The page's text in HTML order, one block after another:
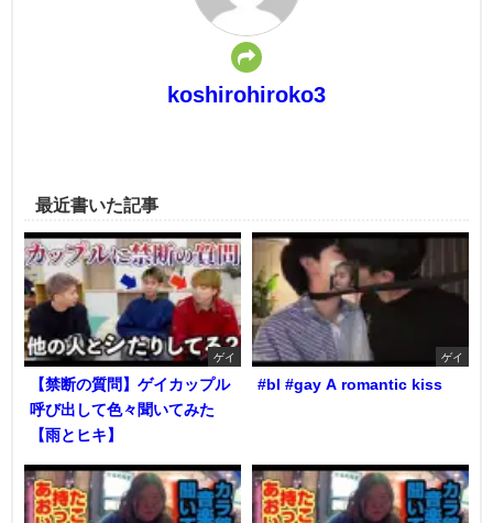
koshirohiroko3
最近書いた記事
ゲイ
【禁断の質問】ゲイカップル
呼び出して色々聞いてみた
【雨とヒキ】
ゲイ
#bl #gay A romantic kiss